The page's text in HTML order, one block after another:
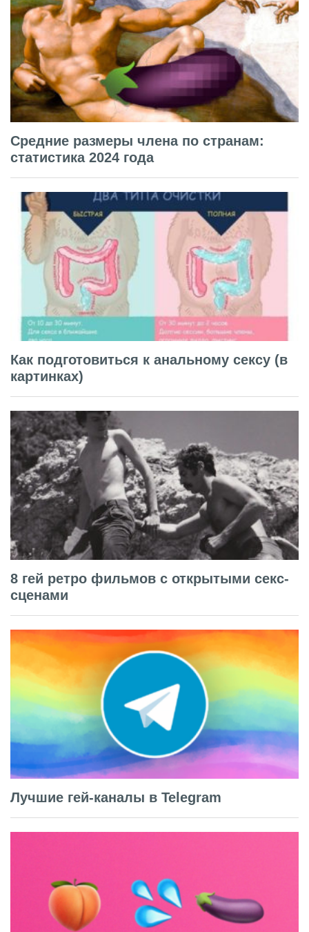
Средние размеры члена по странам:
статистика 2024 года
Как подготовиться к анальному сексу (в
картинках)
8 гей ретро фильмов с открытыми секс-
сценами
Лучшие гей-каналы в Telegram